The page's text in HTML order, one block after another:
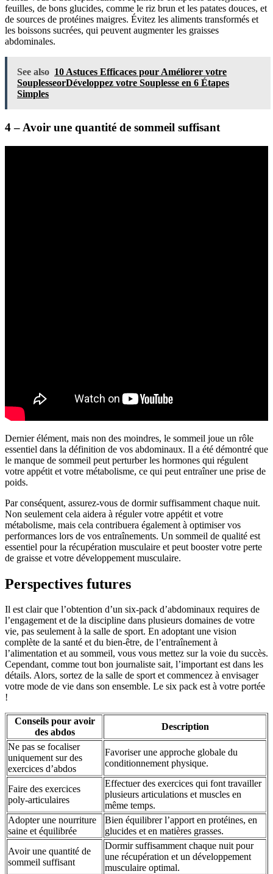
feuilles, de bons glucides, comme le riz brun et les patates douces, et
de sources de protéines maigres. Évitez les aliments transformés et
les boissons sucrées, qui peuvent augmenter les graisses
abdominales.
See also 10 Astuces Efficaces pour Améliorer votre
SouplesseorDéveloppez votre Souplesse en 6 Étapes
Simples
4 – Avoir une quantité de sommeil suffisant
Dernier élément, mais non des moindres, le sommeil joue un rôle
essentiel dans la définition de vos abdominaux. Il a été démontré que
le manque de sommeil peut perturber les hormones qui régulent
votre appétit et votre métabolisme, ce qui peut entraîner une prise de
poids.
Par conséquent, assurez-vous de dormir suffisamment chaque nuit.
Non seulement cela aidera à réguler votre appétit et votre
métabolisme, mais cela contribuera également à optimiser vos
performances lors de vos entraînements. Un sommeil de qualité est
essentiel pour la récupération musculaire et peut booster votre perte
de graisse et votre développement musculaire.
Perspectives futures
Il est clair que l’obtention d’un six-pack d’abdominaux requires de
l’engagement et de la discipline dans plusieurs domaines de votre
vie, pas seulement à la salle de sport. En adoptant une vision
complète de la santé et du bien-être, de l’entraînement à
l’alimentation et au sommeil, vous vous mettez sur la voie du succès.
Cependant, comme tout bon journaliste sait, l’important est dans les
détails. Alors, sortez de la salle de sport et commencez à envisager
votre mode de vie dans son ensemble. Le six pack est à votre portée
!
Conseils pour avoir
des abdos
Description
Ne pas se focaliser
uniquement sur des
exercices d’abdos
Favoriser une approche globale du
conditionnement physique.
Faire des exercices
poly-articulaires
Effectuer des exercices qui font travailler
plusieurs articulations et muscles en
même temps.
Adopter une nourriture
saine et équilibrée
Bien équilibrer l’apport en protéines, en
glucides et en matières grasses.
Avoir une quantité de
sommeil suffisant
Dormir suffisamment chaque nuit pour
une récupération et un développement
musculaire optimal.